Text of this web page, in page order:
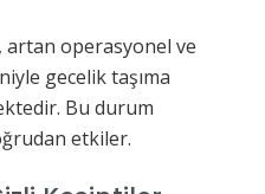
artan operasyonel ve
gecelik taşıma
Bu durum
etkiler.